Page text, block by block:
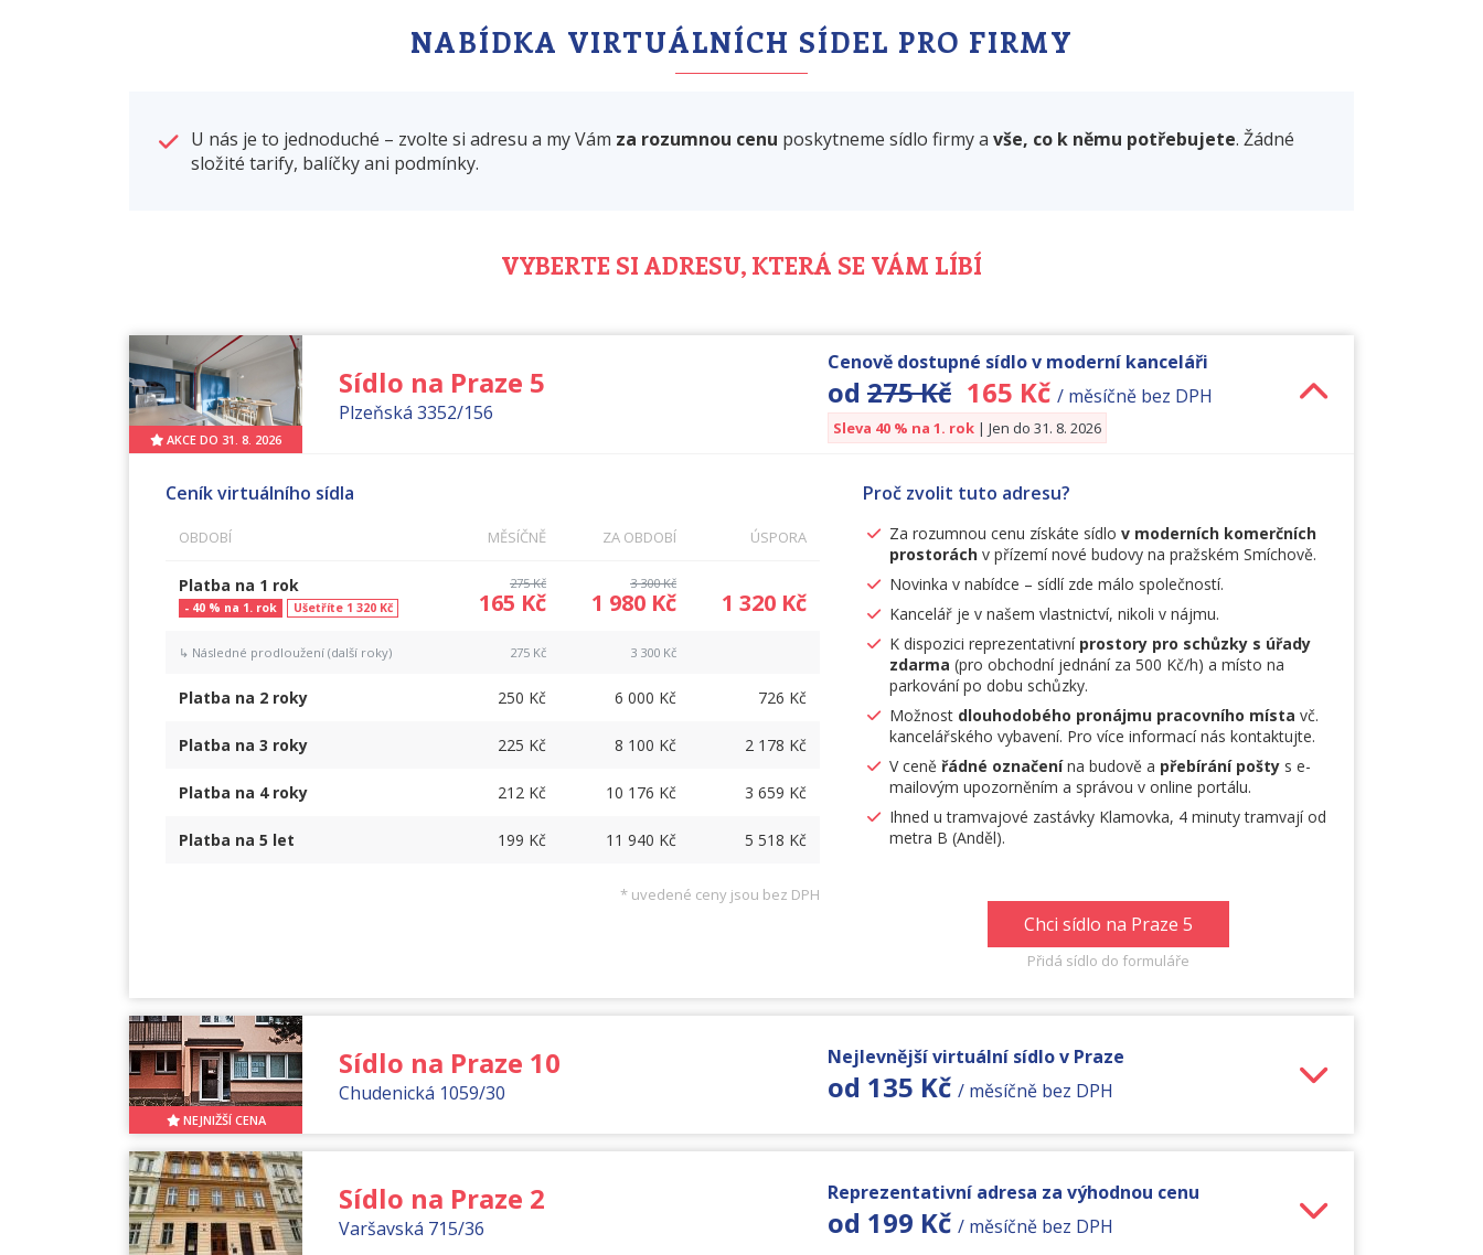
NABÍDKA VIRTUÁLNÍCH SÍDEL PRO FIRMY
U nás je to jednoduché – zvolte si adresu a my Vám za rozumnou cenu poskytneme sídlo firmy a vše, co k němu potřebujete. Žádné
složité tarify, balíčky ani podmínky.
VYBERTE SI ADRESU, KTERÁ SE VÁM LÍBÍ
AKCE DO 31. 8. 2026
Sídlo na Praze 5
Plzeňská 3352/156
Cenově dostupné sídlo v moderní kanceláři
od 275 Kč 165 Kč / měsíčně bez DPH
Sleva 40 % na 1. rok | Jen do 31. 8. 2026
Ceník virtuálního sídla
OBDOBÍ MĚSÍČNĚ ZA OBDOBÍ ÚSPORA
Platba na 1 rok
- 40 % na 1. rok Ušetříte 1 320 Kč
275 Kč
165 Kč
3 300 Kč
1 980 Kč 1 320 Kč
↳ Následné prodloužení (další roky) 275 Kč 3 300 Kč
Platba na 2 roky 250 Kč 6 000 Kč 726 Kč
Platba na 3 roky 225 Kč 8 100 Kč 2 178 Kč
Platba na 4 roky 212 Kč 10 176 Kč 3 659 Kč
Platba na 5 let 199 Kč 11 940 Kč 5 518 Kč
* uvedené ceny jsou bez DPH
Proč zvolit tuto adresu?
Za rozumnou cenu získáte sídlo v moderních komerčních
prostorách v přízemí nové budovy na pražském Smíchově.
Novinka v nabídce – sídlí zde málo společností.
Kancelář je v našem vlastnictví, nikoli v nájmu.
K dispozici reprezentativní prostory pro schůzky s úřady
zdarma (pro obchodní jednání za 500 Kč/h) a místo na
parkování po dobu schůzky.
Možnost dlouhodobého pronájmu pracovního místa vč.
kancelářského vybavení. Pro více informací nás kontaktujte.
V ceně řádné označenína budově a přebírání pošty s e-
mailovým upozorněním a správou v online portálu.
Ihned u tramvajové zastávky Klamovka, 4 minuty tramvají od
metra B (Anděl).
Chci sídlo na Praze 5
Přidá sídlo do formuláře
NEJNIŽŠÍ CENA
Sídlo na Praze 10
Chudenická 1059/30
Nejlevnější virtuální sídlo v Praze
od 135 Kč / měsíčně bez DPH
Sídlo na Praze 2
Varšavská 715/36
Reprezentativní adresa za výhodnou cenu
od 199 Kč / měsíčně bez DPH